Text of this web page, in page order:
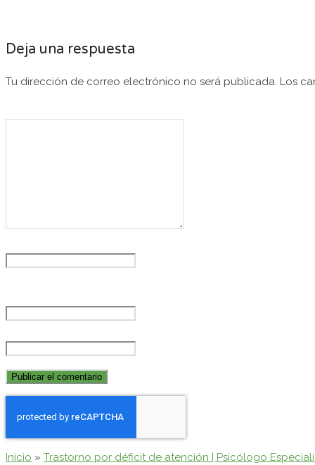
Deja una respuesta
Tu dirección de correo electrónico no será publicada. Los
Inicio » Trastorno por déficit de atención | Psicólogo